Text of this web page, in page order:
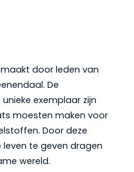
door leden van
De
exemplaar zijn
moesten maken voor
Door deze
te geven dragen
wereld.